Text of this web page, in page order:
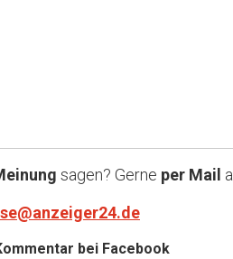
sagen? Gerne per Mail
bei Facebook